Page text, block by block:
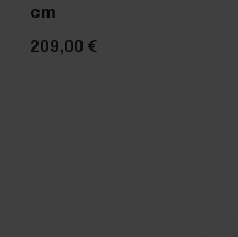
cm
209,00 €